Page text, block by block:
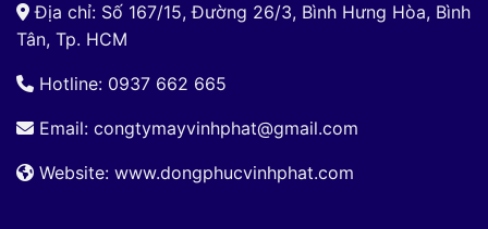
Địa chỉ: Số 167/15, Đường 26/3, Bình Hưng Hòa, Bình
Tân, Tp. HCM
Hotline: 0937 662 665
Email: congtymayvinhphat@gmail.com
Website: www.dongphucvinhphat.com